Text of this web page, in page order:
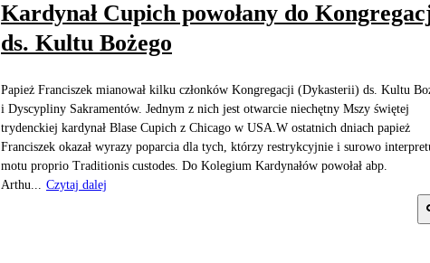
Kardynał Cupich powołany do
ds. Kultu Bożego
Papież Franciszek mianował kilku członków Kongregacji (Dykasterii) ds. Kultu
i Dyscypliny Sakramentów. Jednym z nich jest otwarcie niechętny Mszy świętej
trydenckiej kardynał Blase Cupich z Chicago w USA.W ostatnich dniach papież
Franciszek okazał wyrazy poparcia dla tych, którzy restrykcyjnie i surowo
motu proprio Traditionis custodes. Do Kolegium Kardynałów powołał abp.
Arthu... Czytaj dalej